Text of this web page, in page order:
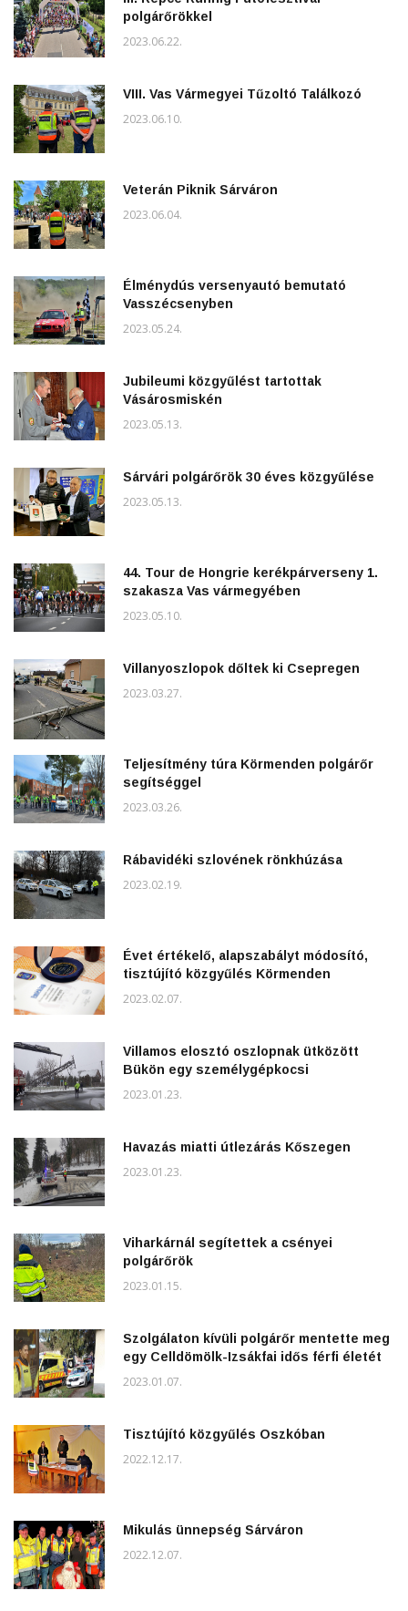
polgárőrökkel
2023.06.22.
VIII. Vas Vármegyei Tűzoltó Találkozó
2023.06.10.
Veterán Piknik Sárváron
2023.06.04.
Élménydús versenyautó bemutató
Vasszécsenyben
2023.05.24.
Jubileumi közgyűlést tartottak
Vásárosmiskén
2023.05.13.
Sárvári polgárőrök 30 éves közgyűlése
2023.05.13.
44. Tour de Hongrie kerékpárverseny 1.
szakasza Vas vármegyében
2023.05.10.
Villanyoszlopok dőltek ki Csepregen
2023.03.27.
Teljesítmény túra Körmenden polgárőr
segítséggel
2023.03.26.
Rábavidéki szlovének rönkhúzása
2023.02.19.
Évet értékelő, alapszabályt módosító,
tisztújító közgyűlés Körmenden
2023.02.07.
Villamos elosztó oszlopnak ütközött
Bükön egy személygépkocsi
2023.01.23.
Havazás miatti útlezárás Kőszegen
2023.01.23.
Viharkárnál segítettek a csényei
polgárőrök
2023.01.15.
Szolgálaton kívüli polgárőr mentette meg
egy Celldömölk-Izsákfai idős férfi életét
2023.01.07.
Tisztújító közgyűlés Oszkóban
2022.12.17.
Mikulás ünnepség Sárváron
2022.12.07.